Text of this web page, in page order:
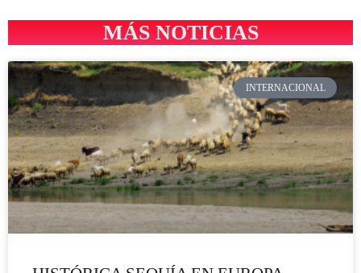
MÁS NOTICIAS
INTERNACIONAL